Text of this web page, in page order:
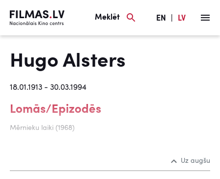
Meklēt EN LV
Hugo Alsters
18.01.1913 - 30.03.1994
Lomās/Epizodēs
Mērnieku laiki (1968)
Uz augšu